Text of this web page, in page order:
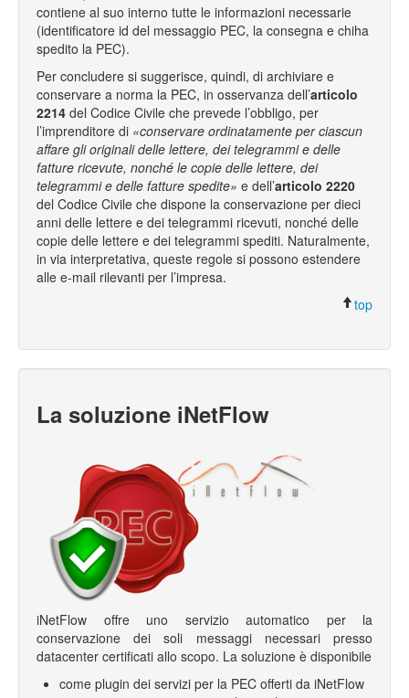
contiene al suo interno tutte le informazioni necessarie
(identificatore id del messaggio PEC, la consegna e chiha
spedito la PEC).
Per concludere si suggerisce, quindi, di archiviare e
conservare a norma la PEC, in osservanza dell’articolo
2214 del Codice Civile che prevede l’obbligo, per
l’imprenditore di «conservare ordinatamente per ciascun
affare gli originali delle lettere, dei telegrammi e delle
fatture ricevute, nonché le copie delle lettere, dei
telegrammi e delle fatture spedite» e dell’articolo 2220
del Codice Civile che dispone la conservazione per dieci
anni delle lettere e dei telegrammi ricevuti, nonché delle
copie delle lettere e dei telegrammi spediti. Naturalmente,
in via interpretativa, queste regole si possono estendere
alle e-mail rilevanti per l’impresa.
top
La soluzione iNetFlow
iNetFlow offre uno servizio automatico per la
conservazione dei soli messaggi necessari presso
datacenter certificati allo scopo. La soluzione è disponibile
come plugin dei servizi per la PEC offerti da iNetFlow